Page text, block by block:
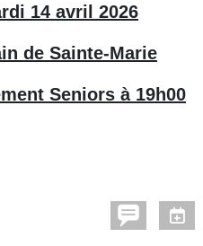
14 avril 2026
de Sainte-Marie
Seniors à 19h00